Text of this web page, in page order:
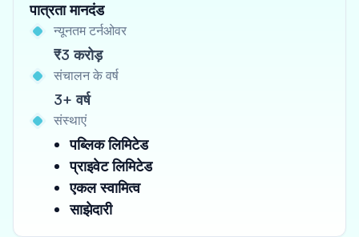
पात्रता मानदंड
न्यूनतम टर्नओवर
₹3 करोड़
संचालन के वर्ष
3+ वर्ष
संस्थाएं
पब्लिक लिमिटेड
प्राइवेट लिमिटेड
एकल स्वामित्व
साझेदारी